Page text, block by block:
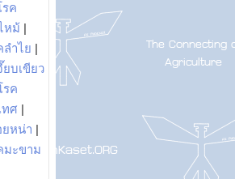
รค
หม้ |
ลำไย |
ยบเขียว
รค
ทศ |
หน่า |
มะขาม